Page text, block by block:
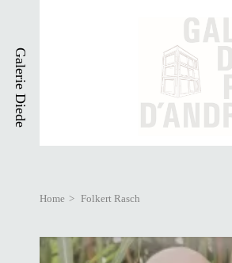
main
content
Galerie Diede
Breadcrumb
Home Folkert Rasch